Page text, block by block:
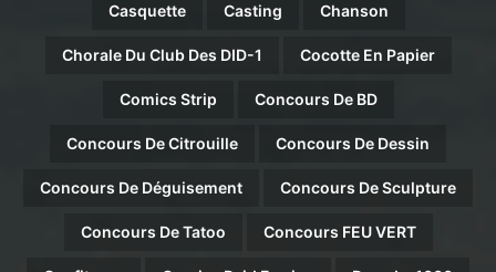
Casquette Casting Chanson
Chorale Du Club Des DID-1 Cocotte En Papier
Comics Strip Concours De BD
Concours De Citrouille Concours De Dessin
Concours De Déguisement Concours De Sculpture
Concours De Tatoo Concours FEU VERT